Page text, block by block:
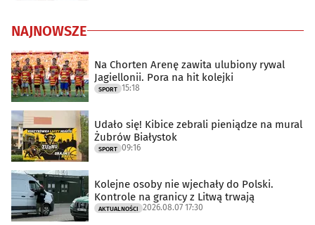
NAJNOWSZE
Na Chorten Arenę zawita ulubiony rywal
Jagiellonii. Pora na hit kolejki
SPORT 15:18
Udało się! Kibice zebrali pieniądze na mural
Żubrów Białystok
SPORT 09:16
Kolejne osoby nie wjechały do Polski.
Kontrole na granicy z Litwą trwają
AKTUALNOŚCI 2026.08.07 17:30